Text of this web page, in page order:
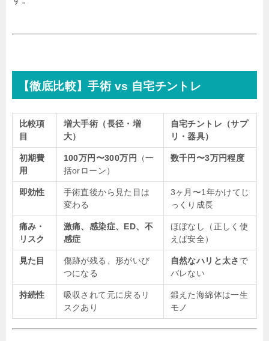
【徹底比較】手術 vs 自宅チントレ
比較項
目
増大手術（長径・増
大）
自宅チントレ（サプ
リ・器具）
初期費
用
100万円〜300万円
（一
括orローン）
数千円〜3万円程度
即効性
手術直後から見た目は
変わる
3ヶ月〜1年かけてじ
っくり成長
痛み・
リスク
激痛、感染症、ED、不
感症
ほぼなし（正しく使
えば安全）
見た目
傷跡が残る、形がいび
つになる
自然なハリと太さ で
バレない
持続性
吸収されて元に戻るリ
スクあり
鍛えた海綿体は一生
モノ